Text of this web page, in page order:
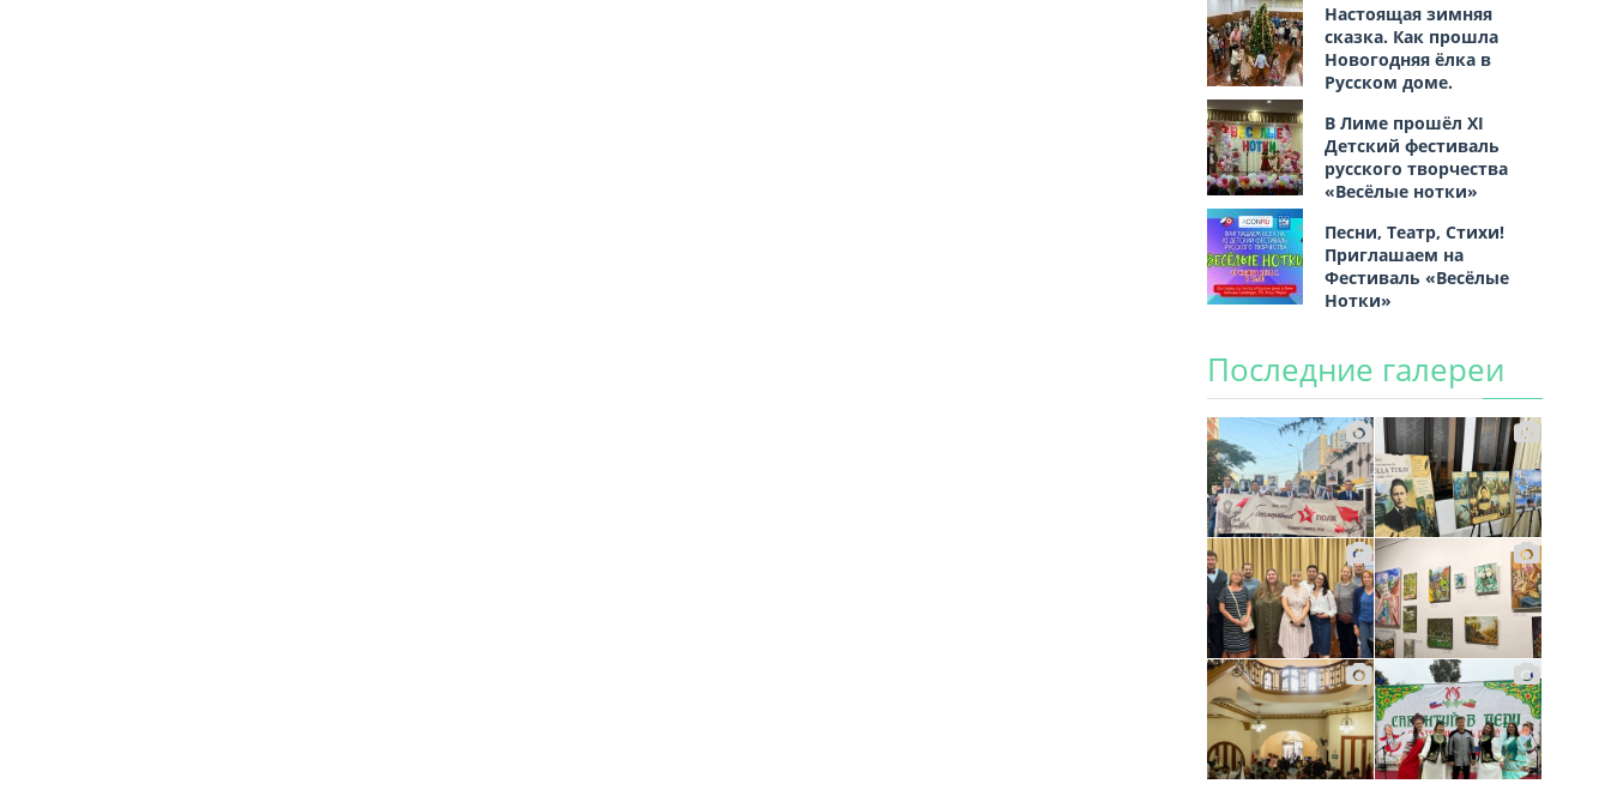
Настоящая зимняя
сказка. Как прошла
Новогодняя ёлка в
Русском доме.
В Лиме прошёл XI
Детский фестиваль
русского творчества
«Весёлые нотки»
Песни, Театр, Стихи!
Приглашаем на
Фестиваль «Весёлые
Нотки»
Последние галереи